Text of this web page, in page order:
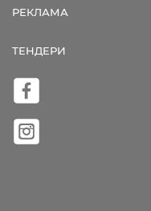
РЕКЛАМА
ТЕНДЕРИ